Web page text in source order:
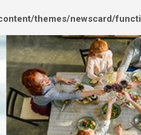
themes/newscard/